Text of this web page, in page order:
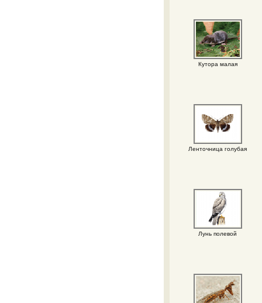
Кутора малая
Ленточница голубая
Лунь полевой